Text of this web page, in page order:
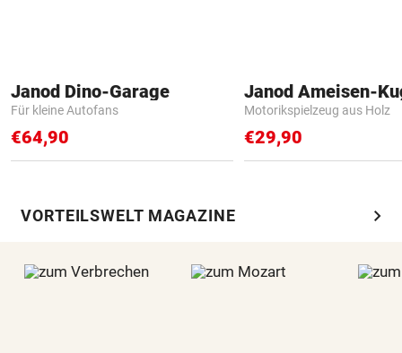
Janod Dino-Garage
Für kleine Autofans
€64,90
Janod Ameisen-
Motorikspielzeug aus Holz
€29,90
VORTEILSWELT MAGAZINE chevron_right